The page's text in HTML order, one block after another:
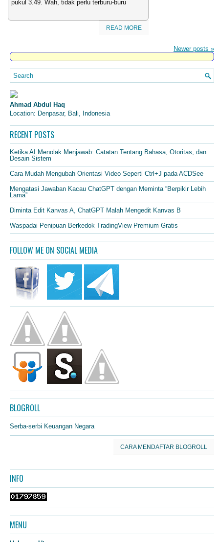
pukul 3.49. Wah, tidak perlu terburu-buru
READ MORE
Newer posts »
Ahmad Abdul Haq
Location: Denpasar, Bali, Indonesia
RECENT POSTS
Ketika AI Menolak Menjawab: Catatan Tentang Bahasa, Otoritas, dan
Desain Sistem
Cara Mudah Mengubah Orientasi Video Seperti Ctrl+J pada ACDSee
Mengatasi Jawaban Kacau ChatGPT dengan Meminta “Berpikir Lebih
Lama”
Diminta Edit Kanvas A, ChatGPT Malah Mengedit Kanvas B
Waspadai Penipuan Berkedok TradingView Premium Gratis
FOLLOW ME ON SOCIAL MEDIA
BLOGROLL
Serba-serbi Keuangan Negara
CARA MENDAFTAR BLOGROLL
INFO
MENU